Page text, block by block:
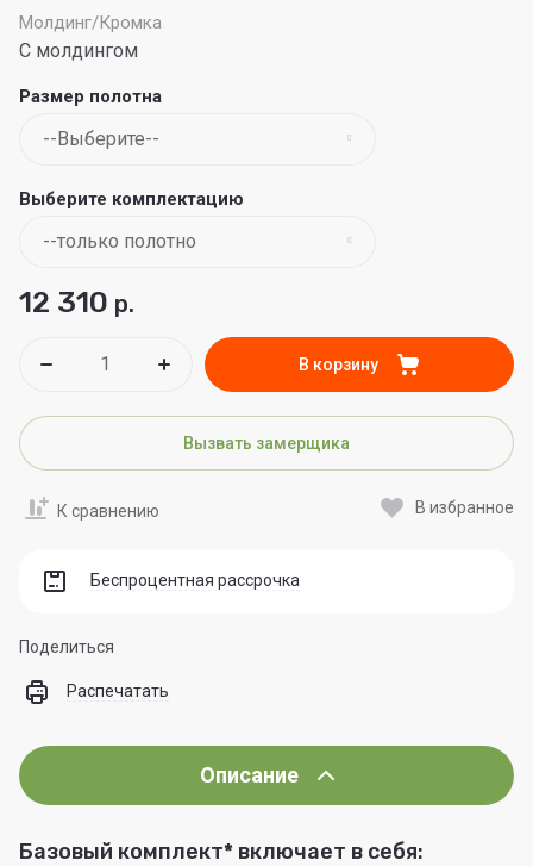
Молдинг/Кромка
С молдингом
Размер полотна
Выберите комплектацию
12 310 р.
В корзину
Вызвать замерщика
К сравнению В избранное
Беспроцентная рассрочка
Поделиться
Распечатать
Описание
Базовый комплект* включает в себя: